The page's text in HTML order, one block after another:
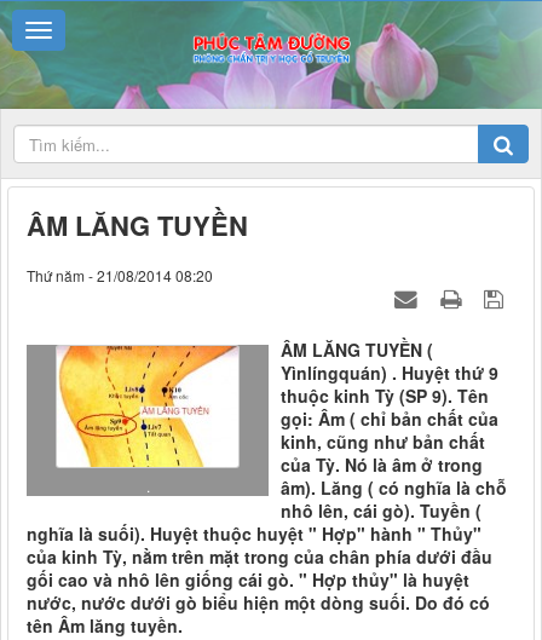
ÂM LĂNG TUYỀN
Thứ năm - 21/08/2014 08:20
.
ÂM LĂNG TUYỀN (
Yìnlíngquán) . Huyệt thứ 9
thuộc kinh Tỳ (SP 9). Tên
gọi: Âm ( chỉ bản chất của
kinh, cũng như bản chất
của Tỳ. Nó là âm ở trong
âm). Lăng ( có nghĩa là chỗ
nhô lên, cái gò). Tuyền (
nghĩa là suối). Huyệt thuộc huyệt " Hợp" hành " Thủy"
của kinh Tỳ, nằm trên mặt trong của chân phía dưới đầu
gối cao và nhô lên giống cái gò. " Hợp thủy" là huyệt
nước, nước dưới gò biểu hiện một dòng suối. Do đó có
tên Âm lăng tuyền.